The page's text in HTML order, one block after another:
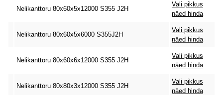
Nelikanttoru 80x60x5x12000 S355 J2H
Vali pikkus
näed hinda
Nelikanttoru 80x60x5x6000 S355J2H
Vali pikkus
näed hinda
Nelikanttoru 80x60x6x12000 S355 J2H
Vali pikkus
näed hinda
Nelikanttoru 80x80x3x12000 S355 J2H
Vali pikkus
näed hinda